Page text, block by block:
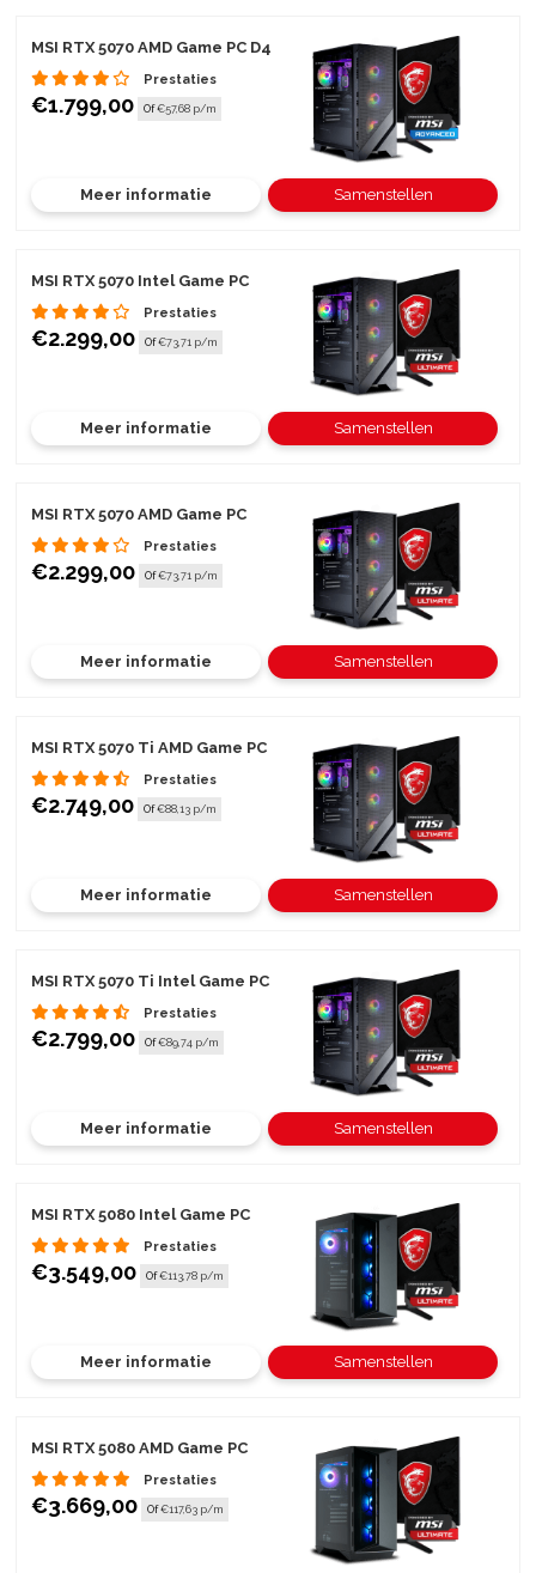
MSI RTX 5070 AMD Game PC D4
Prestaties
€1.799,00 Of€57,68 p/m
Meer informatie Samenstellen
MSI RTX 5070 Intel Game PC
Prestaties
€2.299,00 Of€73,71 p/m
Meer informatie Samenstellen
MSI RTX 5070 AMD Game PC
Prestaties
€2.299,00 Of€73,71 p/m
Meer informatie Samenstellen
MSI RTX 5070 Ti AMD Game PC
Prestaties
€2.749,00 Of€88,13 p/m
Meer informatie Samenstellen
MSI RTX 5070 Ti Intel Game PC
Prestaties
€2.799,00 Of€89,74 p/m
Meer informatie Samenstellen
MSI RTX 5080 Intel Game PC
Prestaties
€3.549,00 Of€113,78 p/m
Meer informatie Samenstellen
MSI RTX 5080 AMD Game PC
Prestaties
€3.669,00 Of€117,63 p/m